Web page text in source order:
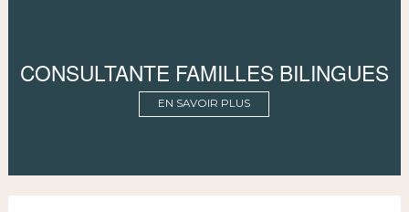
CONSULTANTE FAMILLES BILINGUES
EN SAVOIR PLUS